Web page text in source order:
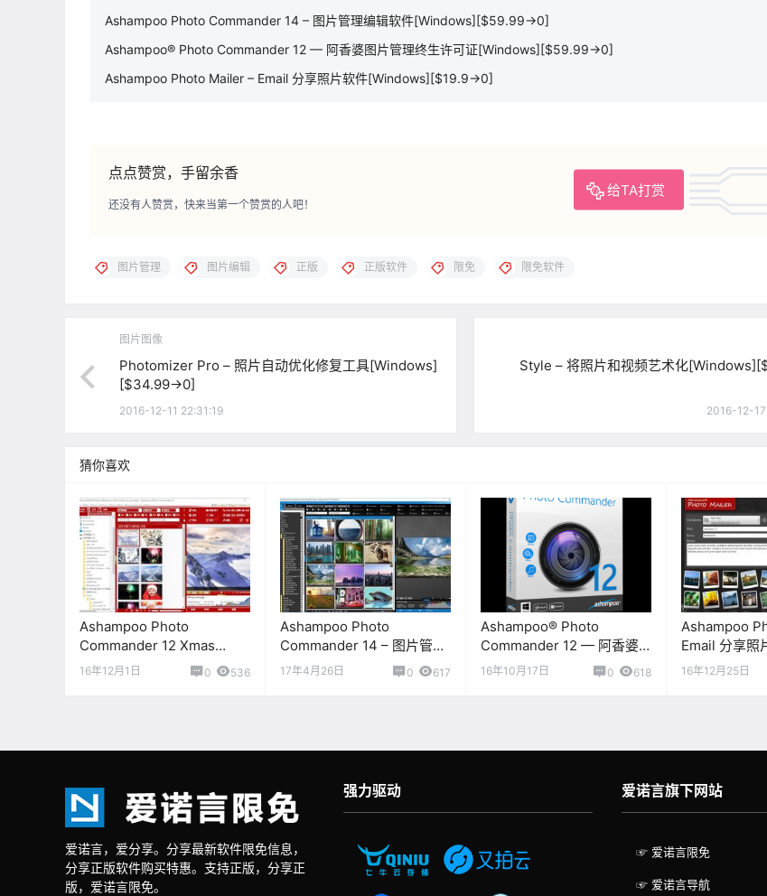
Ashampoo Photo Commander 14 – 图片管理编辑软件[Windows][$59.99→0]
Ashampoo® Photo Commander 12 — 阿香婆图片管理终生许可证[Windows][$59.99→0]
Ashampoo Photo Mailer – Email 分享照片软件[Windows][$19.9→0]
点点赞赏，手留余香
给TA打赏
还没有人赞赏，快来当第一个赞赏的人吧！
图片管理 图片编辑 正版 正版软件 限免 限免软件
图片图像
Photomizer Pro – 照片自动优化修复工具[Windows]
[$34.99→0]
2016-12-11 22:31:19
Style – 将照片和视频艺术化
2016-12-
猜你喜欢
Ashampoo Photo
Commander 12 Xmas
Edition– 图片管理编辑软件
16年12月1日 0 536
Ashampoo Photo
Commander 14 – 图片管理
编辑软件[Windows]
17年4月26日 0 617
Ashampoo® Photo
Commander 12 — 阿香婆
图片管理终生许可证
[Windows][$59.99→0]
16年10月17日 0 618
Ashampoo
Email 分享照
16年12月25日
爱诺言，爱分享。分享最新软件限免信息，
分享正版软件购买特惠。支持正版，分享正
版，爱诺言限免。
强力驱动 爱诺言旗下网站
☞ 爱诺言限免
☞ 爱诺言导航